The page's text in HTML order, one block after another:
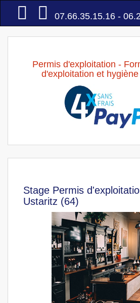
Accueil
07.66.35.15.16 -
Permis d'exploitation -
d'exploitation et
Stage Permis
Ustaritz (64)